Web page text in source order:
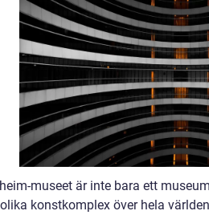
museet är inte bara ett
konstkomplex över hela